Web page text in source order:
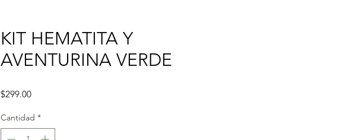
KIT HEMATITA Y
AVENTURINA VERDE
$299.00Precio
Cantidad *